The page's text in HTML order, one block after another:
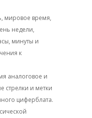
мировое время,
недели,
минуты и
к
аналоговое и
стрелки и метки
циферблата.